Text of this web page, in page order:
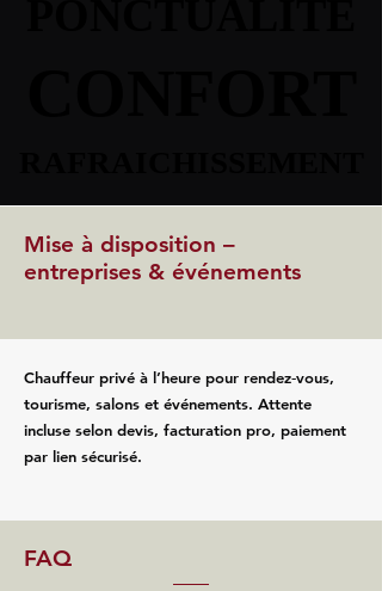
Mise à disposition –
entreprises & événements
Chauffeur privé à l’heure pour rendez‑vous,
tourisme, salons et événements. Attente
incluse selon devis, facturation pro, paiement
par lien sécurisé.
FAQ